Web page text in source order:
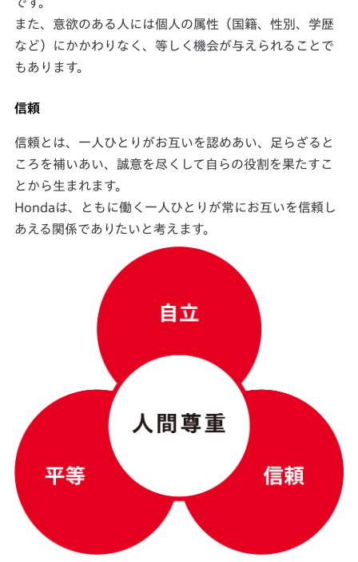
です。
また、意欲のある人には個人の属性（国籍、性別、学歴
など）にかかわりなく、等しく機会が与えられることで
もあります。
信頼
信頼とは、一人ひとりがお互いを認めあい、足らざると
ころを補いあい、誠意を尽くして自らの役割を果たすこ
とから生まれます。
Hondaは、ともに働く一人ひとりが常にお互いを信頼し
あえる関係でありたいと考えます。